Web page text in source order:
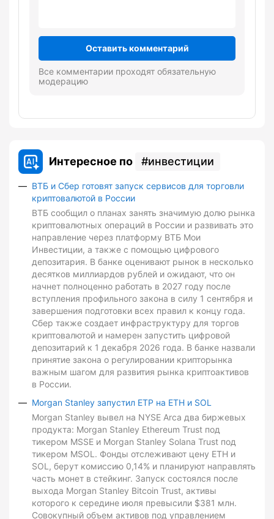
Оставить комментарий
Все комментарии проходят обязательную
модерацию
Интересное по инвестиции
ВТБ и Сбер готовят запуск сервисов для торговли
криптовалютой в России
ВТБ сообщил о планах занять значимую долю рынка
криптовалютных операций в России и развивать это
направление через платформу ВТБ Мои
Инвестиции, а также с помощью цифрового
депозитария. В банке оценивают рынок в несколько
десятков миллиардов рублей и ожидают, что он
начнет полноценно работать в 2027 году после
вступления профильного закона в силу 1 сентября и
завершения подготовки всех правил к концу года.
Сбер также создает инфраструктуру для торгов
криптовалютой и намерен запустить цифровой
депозитарий к 1 декабря 2026 года. В банке назвали
принятие закона о регулировании крипторынка
важным шагом для развития рынка криптоактивов
в России.
Morgan Stanley запустил ETP на ETH и SOL
Morgan Stanley вывел на NYSE Arca два биржевых
продукта: Morgan Stanley Ethereum Trust под
тикером MSSE и Morgan Stanley Solana Trust под
тикером MSOL. Фонды отслеживают цену ETH и
SOL, берут комиссию 0,14% и планируют направлять
часть монет в стейкинг. Запуск состоялся после
выхода Morgan Stanley Bitcoin Trust, активы
которого к середине июля превысили $381 млн.
Совокупный объем активов под управлением